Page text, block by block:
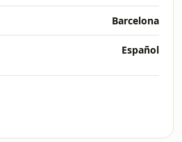
Barcelona
Español